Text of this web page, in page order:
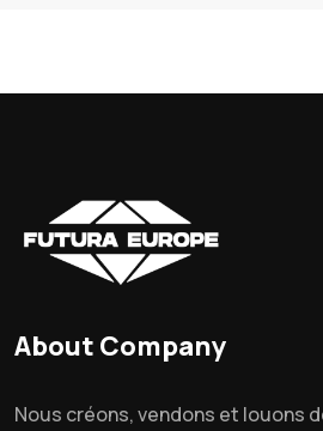
About Company
Nous créons, vendons et louons